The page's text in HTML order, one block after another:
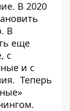
В 2020
В
еще
с
и с
Теперь